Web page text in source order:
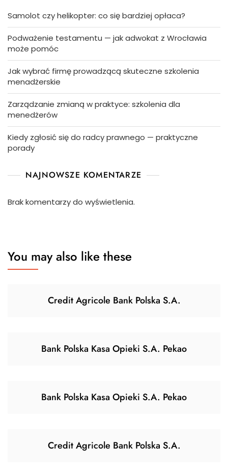
Samolot czy helikopter: co się bardziej opłaca?
Podważenie testamentu — jak adwokat z Wrocławia
może pomóc
Jak wybrać firmę prowadzącą skuteczne szkolenia
menadżerskie
Zarządzanie zmianą w praktyce: szkolenia dla
menedżerów
Kiedy zgłosić się do radcy prawnego — praktyczne
porady
NAJNOWSZE KOMENTARZE
Brak komentarzy do wyświetlenia.
You may also like these
Credit Agricole Bank Polska S.A.
Bank Polska Kasa Opieki S.A. Pekao
Bank Polska Kasa Opieki S.A. Pekao
Credit Agricole Bank Polska S.A.